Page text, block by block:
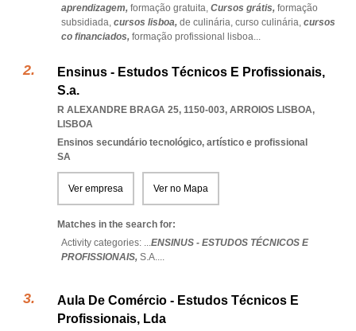
aprendizagem, formação gratuita, Cursos grátis, formação
subsidiada, cursos lisboa, de culinária, curso culinária, cursos
co financiados, formação profissional lisboa...
Ensinus - Estudos Técnicos E Profissionais,
S.a.
R ALEXANDRE BRAGA 25, 1150-003, ARROIOS LISBOA,
LISBOA
Ensinos secundário tecnológico, artístico e profissional
SA
Ver empresa Ver no Mapa
Matches in the search for:
Activity categories: ...ENSINUS - ESTUDOS TÉCNICOS E
PROFISSIONAIS, S.A....
Aula De Comércio - Estudos Técnicos E
Profissionais, Lda